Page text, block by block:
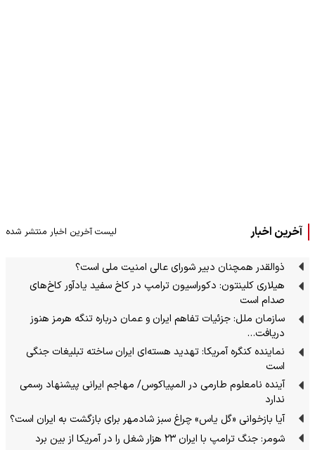
آخرین اخبار لیست آخرین اخبار منتشر شده
ذوالقدر همچنان دبیر شورای ‌عالی امنیت ملی است؟
هیلاری کلینتون: دکوراسیون ترامپ در کاخ سفید یادآور کاخ‌های
صدام است
سازمان ملل: جزئیات تفاهم ایران و عمان درباره تنگه هرمز هنوز
دریافت…
نماینده کنگره آمریکا: تهدید هسته‌ای ایران ساخته تبلیغات جنگی
است
آینده نامعلوم طارمی در المپیاکوس/ مهاجم ایرانی پیشنهاد رسمی
ندارد
آیا بازخوانی «گل یاس» چراغ سبز شادمهر برای بازگشت به ایران است؟
شومر: جنگ ترامپ با ایران ۲۳ هزار شغل را در آمریکا از بین برد